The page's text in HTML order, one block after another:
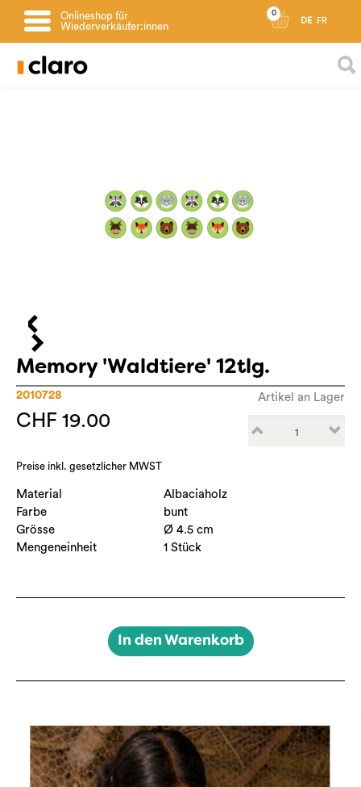
DE FR
0
Onlineshop für
Wiederverkäufer:innen
Memory 'Waldtiere' 12tlg.
2010728 Artikel an Lager
CHF 19.00
Preise inkl. gesetzlicher MWST
Material
Albaciaholz
Farbe
bunt
Grösse
Ø 4.5 cm
Mengeneinheit
1 Stück
In den Warenkorb